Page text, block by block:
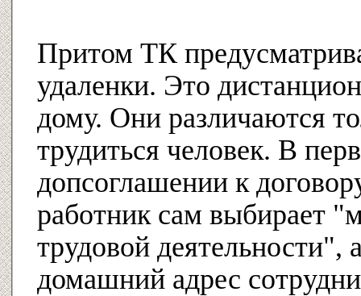
Притом ТК
удаленки. Это
дому. Они различаются
трудиться человек. В
допсоглашении к
работник сам выбирает
трудовой деятельности",
домашний адрес